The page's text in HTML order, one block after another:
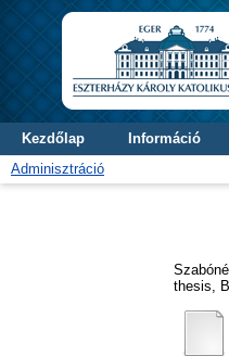
Kezdőlap Információ
Adminisztráció
thesis,